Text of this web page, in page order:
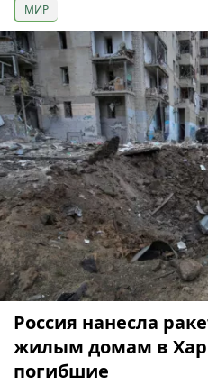
МИР
Россия нанесла
жилым домам в
погибшие